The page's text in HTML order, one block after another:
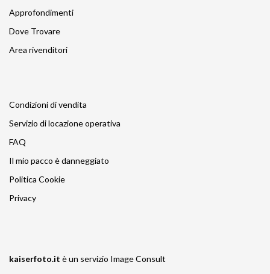
Approfondimenti
Dove Trovare
Area rivenditori
Condizioni di vendita
Servizio di locazione operativa
FAQ
Il mio pacco è danneggiato
Politica Cookie
Privacy
kaiserfoto.it è un servizio Image Consult